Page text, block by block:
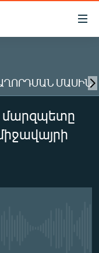
ՄԱՍԻՆ
մարզպետը